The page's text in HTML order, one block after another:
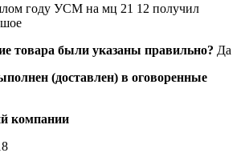
году УСМ на мц 21 12 получил
товара были указаны правильно? Да
(доставлен) в оговоренные
компании